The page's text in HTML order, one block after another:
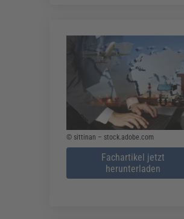
© sittinan – stock.adobe.com
Fachartikel jetzt
herunterladen